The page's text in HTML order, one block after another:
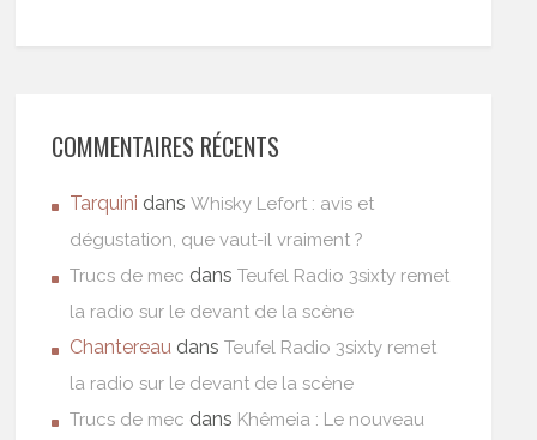
COMMENTAIRES RÉCENTS
Tarquini dansWhisky Lefort : avis et
dégustation, que vaut-il vraiment ?
Trucs de mec dansTeufel Radio 3sixty remet
la radio sur le devant de la scène
Chantereau dansTeufel Radio 3sixty remet
la radio sur le devant de la scène
Trucs de mec dans Khêmeia : Le nouveau